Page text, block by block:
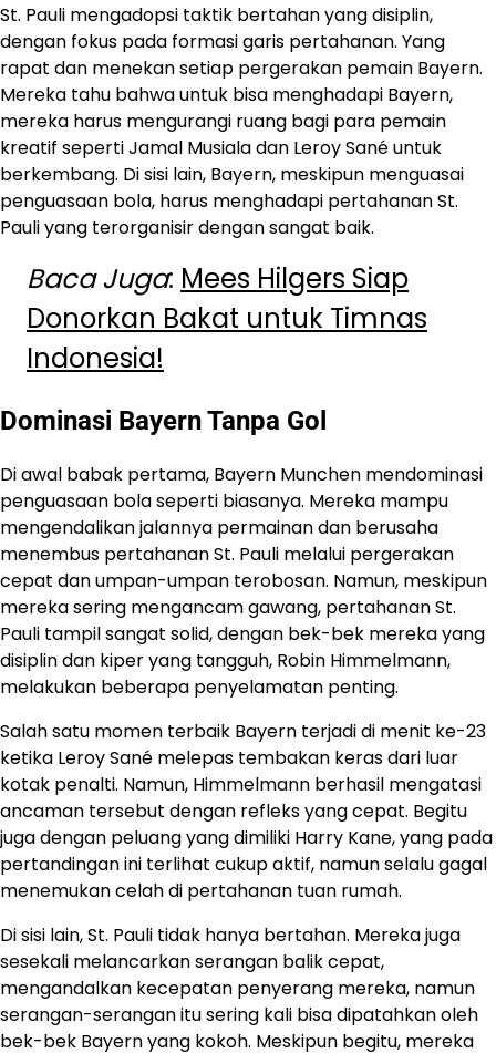
St. Pauli mengadopsi taktik bertahan yang disiplin,
dengan fokus pada formasi garis pertahanan. Yang
rapat dan menekan setiap pergerakan pemain Bayern.
Mereka tahu bahwa untuk bisa menghadapi Bayern,
mereka harus mengurangi ruang bagi para pemain
kreatif seperti Jamal Musiala dan Leroy Sané untuk
berkembang. Di sisi lain, Bayern, meskipun menguasai
penguasaan bola, harus menghadapi pertahanan St.
Pauli yang terorganisir dengan sangat baik.
Baca Juga: Mees Hilgers Siap
Donorkan Bakat untuk Timnas
Indonesia!
Dominasi Bayern Tanpa Gol
Di awal babak pertama, Bayern Munchen mendominasi
penguasaan bola seperti biasanya. Mereka mampu
mengendalikan jalannya permainan dan berusaha
menembus pertahanan St. Pauli melalui pergerakan
cepat dan umpan-umpan terobosan. Namun, meskipun
mereka sering mengancam gawang, pertahanan St.
Pauli tampil sangat solid, dengan bek-bek mereka yang
disiplin dan kiper yang tangguh, Robin Himmelmann,
melakukan beberapa penyelamatan penting.
Salah satu momen terbaik Bayern terjadi di menit ke-23
ketika Leroy Sané melepas tembakan keras dari luar
kotak penalti. Namun, Himmelmann berhasil mengatasi
ancaman tersebut dengan refleks yang cepat. Begitu
juga dengan peluang yang dimiliki Harry Kane, yang pada
pertandingan ini terlihat cukup aktif, namun selalu gagal
menemukan celah di pertahanan tuan rumah.
Di sisi lain, St. Pauli tidak hanya bertahan. Mereka juga
sesekali melancarkan serangan balik cepat,
mengandalkan kecepatan penyerang mereka, namun
serangan-serangan itu sering kali bisa dipatahkan oleh
bek-bek Bayern yang kokoh. Meskipun begitu, mereka